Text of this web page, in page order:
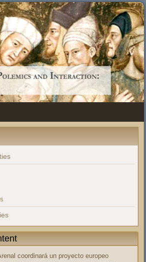
coordinará un proyecto europeo